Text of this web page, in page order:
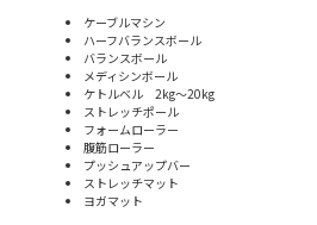
ケーブルマシン
ハーフバランスボール
バランスボール
メディシンボール
ケトルベル 2kg～20kg
ストレッチポール
フォームローラー
腹筋ローラー
プッシュアップバー
ストレッチマット
ヨガマット